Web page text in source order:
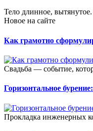
Тело длинное,
Новое на сайте
Как грамотно
Свадьба — событие,
Горизонтальное
Прокладка инженерных